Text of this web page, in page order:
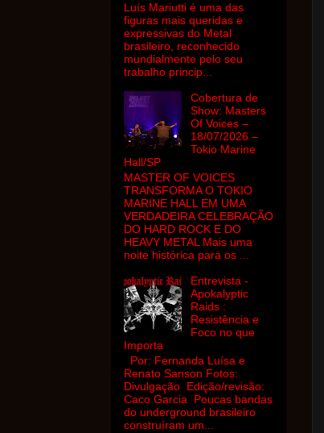
Luís Mariutti é uma das
figuras mais queridas e
expressivas do Metal
brasileiro, reconhecido
mundialmente pelo seu
trabalho princip...
Cobertura de
Show: Masters
Of Voices –
18/07/2026 –
Tokio Marine
Hall/SP
MASTER OF VOICES
TRANSFORMA O TOKIO
MARINE HALL EM UMA
VERDADEIRA CELEBRAÇÃO
DO HARD ROCK E DO
HEAVY METAL Mais uma
noite histórica para os ...
Entrevista -
Apokalyptic
Raids :
Resistência e
Foco no que
Importa
Por: Fernanda Luísa e
Renato Sanson Fotos:
Divulgação Edição/revisão:
Caco Garcia Poucas bandas
do underground brasileiro
construíram um...